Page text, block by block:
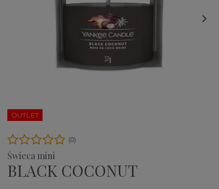

OUTLET
Świeca mini
BLACK COCONUT
(0)